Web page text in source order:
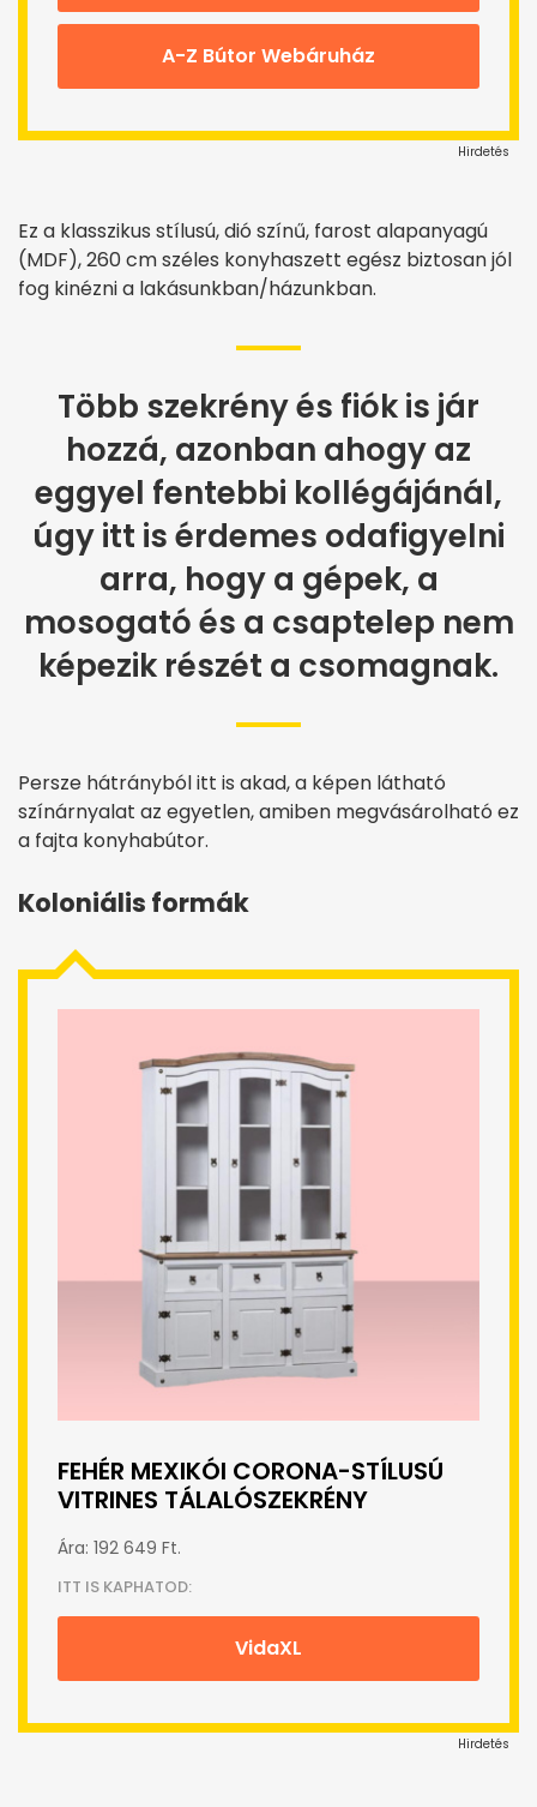
A-Z Bútor Webáruház
Hirdetés
Ez a klasszikus stílusú, dió színű, farost alapanyagú
(MDF), 260 cm széles konyhaszett egész biztosan jól
fog kinézni a lakásunkban/házunkban.
Több szekrény és fiók is jár
hozzá, azonban ahogy az
eggyel fentebbi kollégájánál,
úgy itt is érdemes odafigyelni
arra, hogy a gépek, a
mosogató és a csaptelep nem
képezik részét a csomagnak.
Persze hátrányból itt is akad, a képen látható
színárnyalat az egyetlen, amiben megvásárolható ez
a fajta konyhabútor.
Koloniális formák
FEHÉR MEXIKÓI CORONA-STÍLUSÚ
VITRINES TÁLALÓSZEKRÉNY
Ára: 192 649 Ft.
ITT IS KAPHATOD:
VidaXL
Hirdetés